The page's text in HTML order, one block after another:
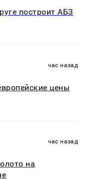
построит АБЗ
час назад
цены
час назад
на